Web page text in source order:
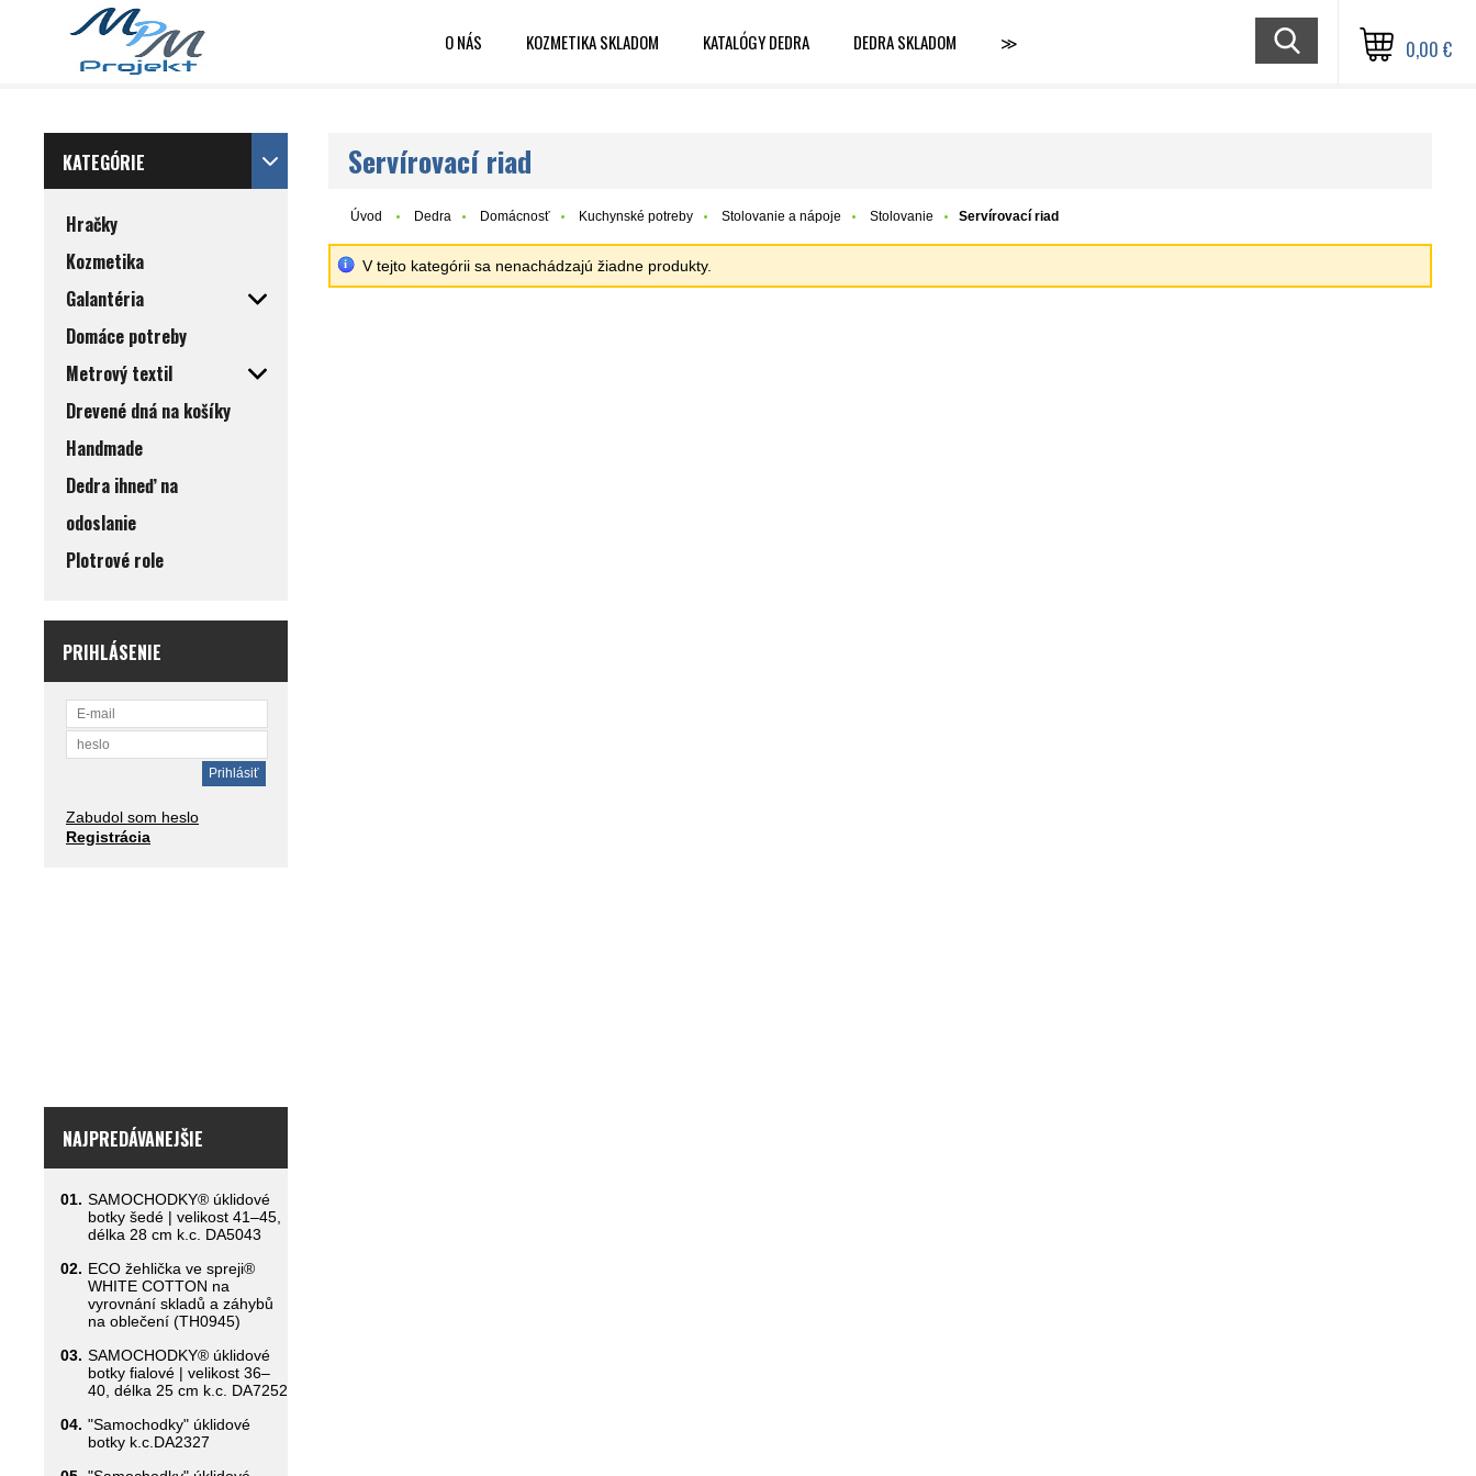
O NÁS KOZMETIKA SKLADOM KATALÓGY DEDRA DEDRA SKLADOM ≫ 0,00 €
KATEGÓRIE
Hračky
Kozmetika
Galantéria
Domáce potreby
Metrový textil
Drevené dná na košíky
Handmade
Dedra ihneď na
odoslanie
Plotrové role
PRIHLÁSENIE
Zabudol som heslo
Registrácia
NAJPREDÁVANEJŠIE
01. SAMOCHODKY® úklidové
botky šedé | velikost 41–45,
délka 28 cm k.c. DA5043
02. ECO žehlička ve spreji®
WHITE COTTON na
vyrovnání skladů a záhybů
na oblečení (TH0945)
03. SAMOCHODKY® úklidové
botky fialové | velikost 36–
40, délka 25 cm k.c. DA7252
04. "Samochodky" úklidové
botky k.c.DA2327
Servírovací riad
Úvod Dedra Domácnosť Kuchynské potreby Stolovanie a nápoje Stolovanie Servírovací riad
V tejto kategórii sa nenachádzajú žiadne produkty.